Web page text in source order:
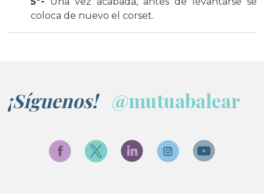
coloca de nuevo el corset.
¡Síguenos! @mutuabalear